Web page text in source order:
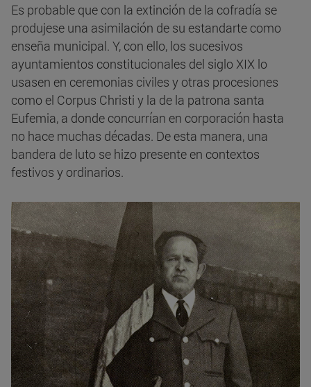
Es probable que con la extinción de la cofradía se
produjese una asimilación de su estandarte como
enseña municipal. Y, con ello, los sucesivos
ayuntamientos constitucionales del siglo XIX lo
usasen en ceremonias civiles y otras procesiones
como el Corpus Christi y la de la patrona santa
Eufemia, a donde concurrían en corporación hasta
no hace muchas décadas. De esta manera, una
bandera de luto se hizo presente en contextos
festivos y ordinarios.